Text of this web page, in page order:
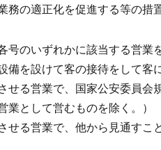
の適正化を促進する等の措
のいずれかに該当する営業を
備を設けて客の接待をして客
る営業で、国家公安委員
業として営むものを除く。）
せる営業で、他から見通す